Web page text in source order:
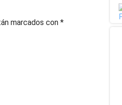
marcados con *